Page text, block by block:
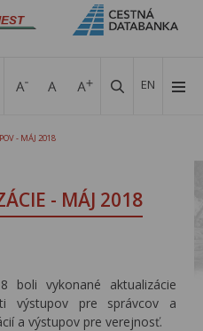
EN
- MÁJ 2018
- MÁJ 2018
boli vykonané aktualizácie
výstupov pre správcov a
a výstupov pre verejnosť.